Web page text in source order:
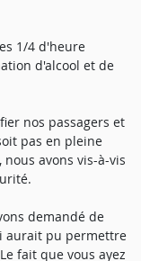
1/4 d'heure
d'alcool et de
nos passagers et
pas en pleine
nous avons vis-à-vis
demandé de
aurait pu permettre
fait que vous ayez